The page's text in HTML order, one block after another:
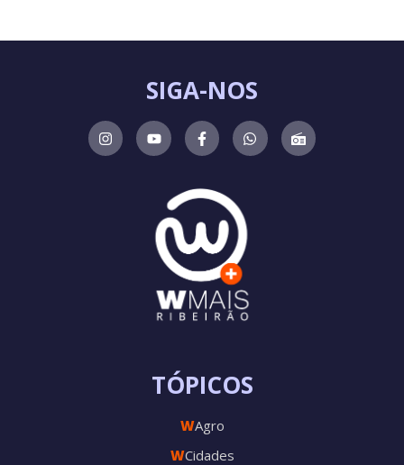
TÓPICOS
WAgro
WCidades
SIGA-NOS